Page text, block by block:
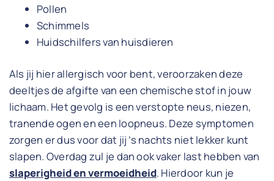
Pollen
Schimmels
Huidschilfers van huisdieren
Als jij hier allergisch voor bent, veroorzaken deze
deeltjes de afgifte van een chemische stof in jouw
lichaam. Het gevolg is een verstopte neus, niezen,
tranende ogen en een loopneus. Deze symptomen
zorgen er dus voor dat jij ’s nachts niet lekker kunt
slapen. Overdag zul je dan ook vaker last hebben van
slaperigheid en vermoeidheid. Hierdoor kun je